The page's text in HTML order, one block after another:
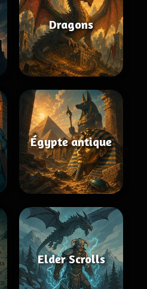
Dragons
Égypte antique
Elder Scrolls